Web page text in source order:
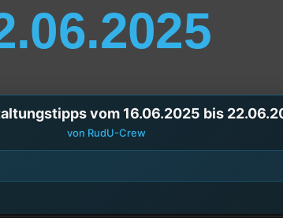
vom 16.06.2025 bis
von RudU-Crew